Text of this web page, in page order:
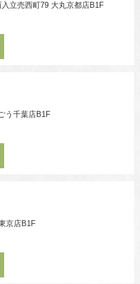
立売西町79 大丸京都店B1F
う千葉店B1F
京店B1F